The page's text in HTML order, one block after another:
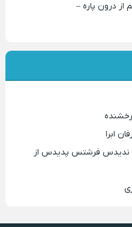
از درون پاره –
ابرا
ندیدس فرشتس پدیدس از